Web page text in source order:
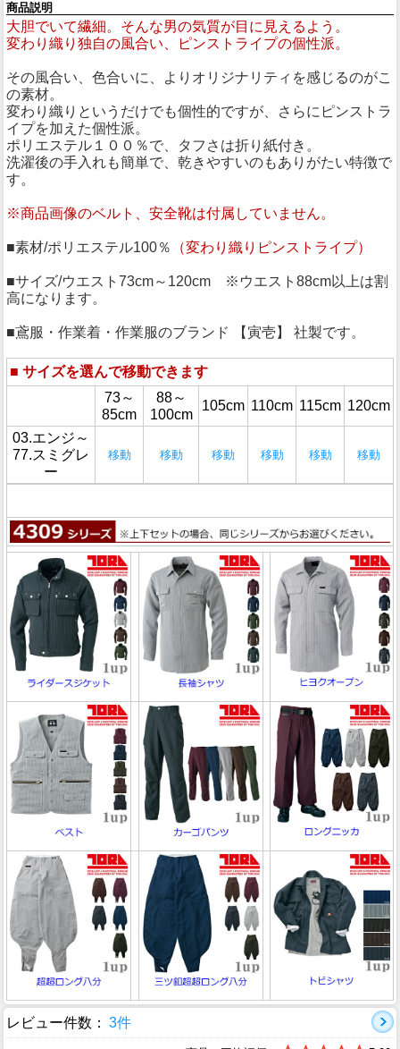
商品説明
大胆でいて繊細。そんな男の気質が目に見えるよう。
変わり織り独自の風合い、ピンストライプの個性派。
その風合い、色合いに、よりオリジナリティを感じるのがこ
の素材。
変わり織りというだけでも個性的ですが、さらにピンストラ
イプを加えた個性派。
ポリエステル１００％で、タフさは折り紙付き。
洗濯後の手入れも簡単で、乾きやすいのもありがたい特徴で
す。
※商品画像のベルト、安全靴は付属していません。
■素材/ポリエステル100％ （変わり織りピンストライプ）
■サイズ/ウエスト73cm～120cm ※ウエスト88cm以上は割
高になります。
■鳶服・作業着・作業服のブランド 【寅壱】 社製です。
■ サイズを選んで移動できます
73～
85cm
88～
100cm
105cm 110cm 115cm 120cm
03.エンジ～
77.スミグレ
ー
移動 移動 移動 移動 移動 移動
レビュー件数： 3件